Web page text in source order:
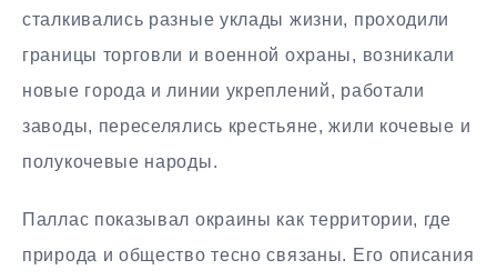
сталкивались разные уклады жизни, проходили
границы торговли и военной охраны, возникали
новые города и линии укреплений, работали
заводы, переселялись крестьяне, жили кочевые и
полукочевые народы.
Паллас показывал окраины как территории, где
природа и общество тесно связаны. Его описания